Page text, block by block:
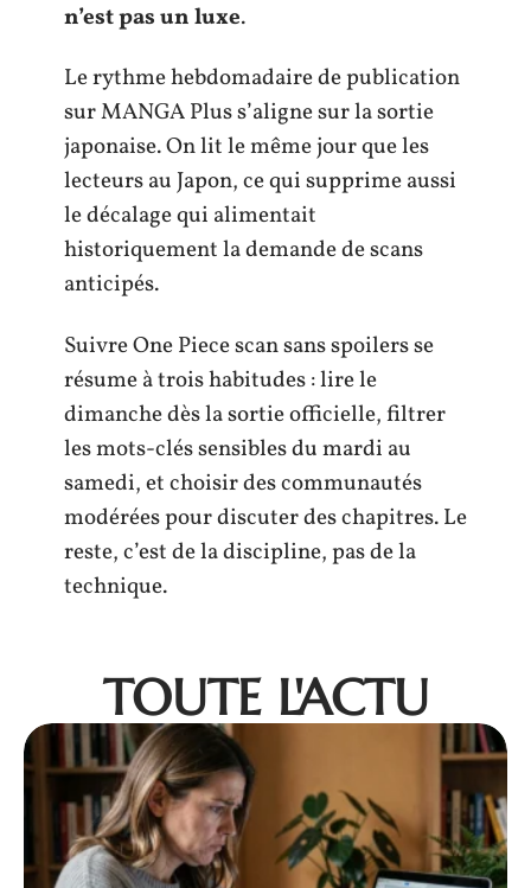
n’est pas un luxe.
Le rythme hebdomadaire de publication
sur MANGA Plus s’aligne sur la sortie
japonaise. On lit le même jour que les
lecteurs au Japon, ce qui supprime aussi
le décalage qui alimentait
historiquement la demande de scans
anticipés.
Suivre One Piece scan sans spoilers se
résume à trois habitudes : lire le
dimanche dès la sortie officielle, filtrer
les mots-clés sensibles du mardi au
samedi, et choisir des communautés
modérées pour discuter des chapitres. Le
reste, c’est de la discipline, pas de la
technique.
TOUTE L'ACTU